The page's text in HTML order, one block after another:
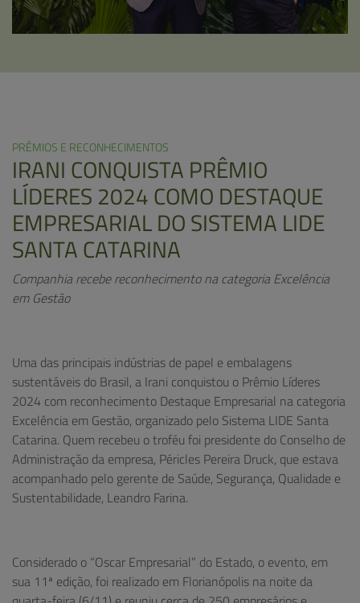
PRÊMIOS E RECONHECIMENTOS
IRANI CONQUISTA PRÊMIO
LÍDERES 2024 COMO DESTAQUE
EMPRESARIAL DO SISTEMA LIDE
SANTA CATARINA
Companhia recebe reconhecimento na categoria Excelência
em Gestão
Uma das principais indústrias de papel e embalagens
sustentáveis do Brasil, a Irani conquistou o Prêmio Líderes
2024 com reconhecimento Destaque Empresarial na categoria
Excelência em Gestão, organizado pelo Sistema LIDE Santa
Catarina. Quem recebeu o troféu foi presidente do Conselho de
Administração da empresa, Péricles Pereira Druck, que estava
acompanhado pelo gerente de Saúde, Segurança, Qualidade e
Sustentabilidade, Leandro Farina.
Considerado o “Oscar Empresarial” do Estado, o evento, em
sua 11ª edição, foi realizado em Florianópolis na noite da